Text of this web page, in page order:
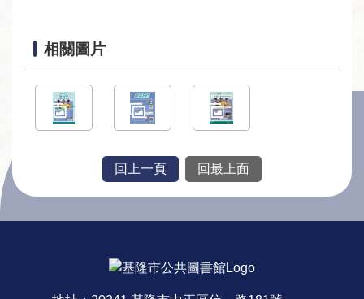
宣
相關圖片
回上一頁 回最上面